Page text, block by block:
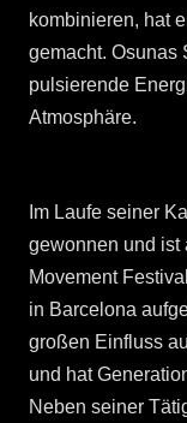
kombinieren, hat
gemacht. Osunas
pulsierende
Atmosphäre.
Im Laufe seiner
gewonnen und ist
Movement
in Barcelona
großen Einfluss
und hat
Neben seiner